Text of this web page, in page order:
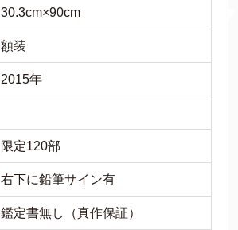
30.3cm×90cm
額装
2015年
限定120部
右下に鉛筆サイン有
鑑定書無し（真作保証）